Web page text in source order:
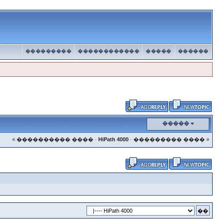
������
�����
������������
���������
�����
« ���������� ����· HiPath 4000· ��������� ���� »